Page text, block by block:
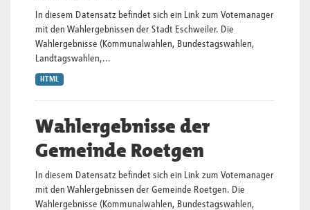
In diesem Datensatz befindet sich ein Link zum Votemanager
mit den Wahlergebnissen der Stadt Eschweiler. Die
Wahlergebnisse (Kommunalwahlen, Bundestagswahlen,
Landtagswahlen,...
HTML
Wahlergebnisse der
Gemeinde Roetgen
In diesem Datensatz befindet sich ein Link zum Votemanager
mit den Wahlergebnissen der Gemeinde Roetgen. Die
Wahlergebnisse (Kommunalwahlen, Bundestagswahlen,